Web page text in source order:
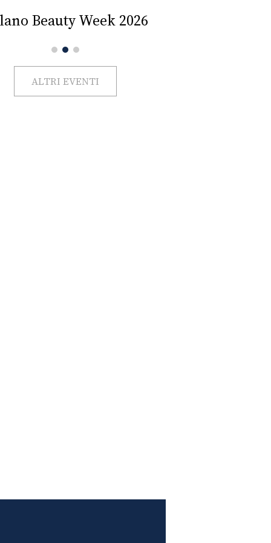
Beauty Week 2026
ALTRI EVENTI